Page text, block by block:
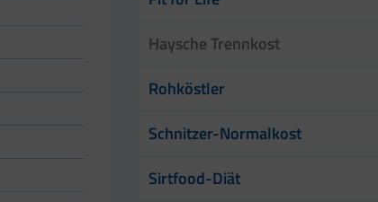
Haysche Trennkost
Rohköstler
Schnitzer-Normalkost
Sirtfood-Diät